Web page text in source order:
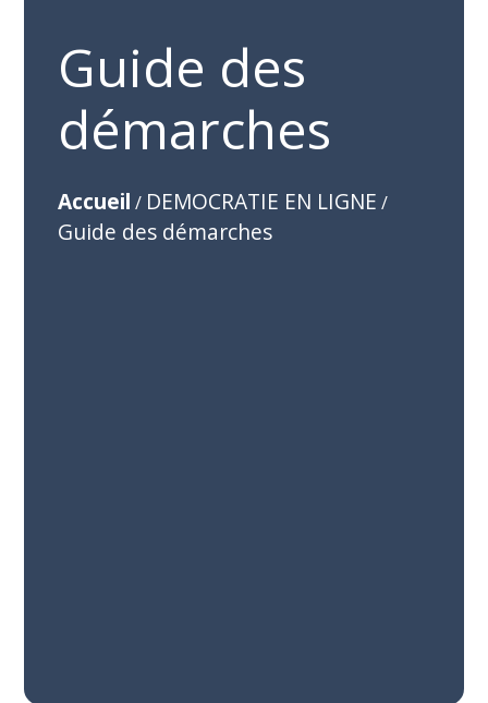
Guide des
démarches
Accueil / DEMOCRATIE EN LIGNE /
Guide des démarches